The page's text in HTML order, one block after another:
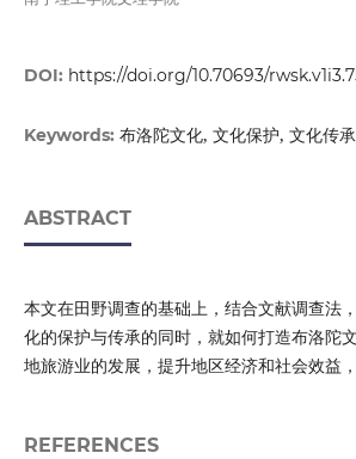
DOI: https://doi.org/10.70693/
Keywords: 布洛陀文化, 文化保护, 文化传
ABSTRACT
本文在田野调查的基础上，结合文献调查法
化的保护与传承的同时，就如何打造布洛陀
地旅游业的发展，提升地区经济和社会效益
REFERENCES